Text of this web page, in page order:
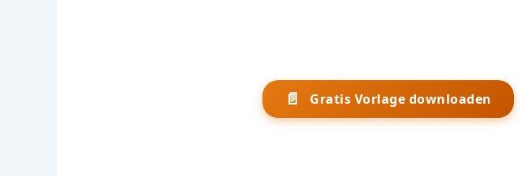
📄 Gratis Vorlage downloaden